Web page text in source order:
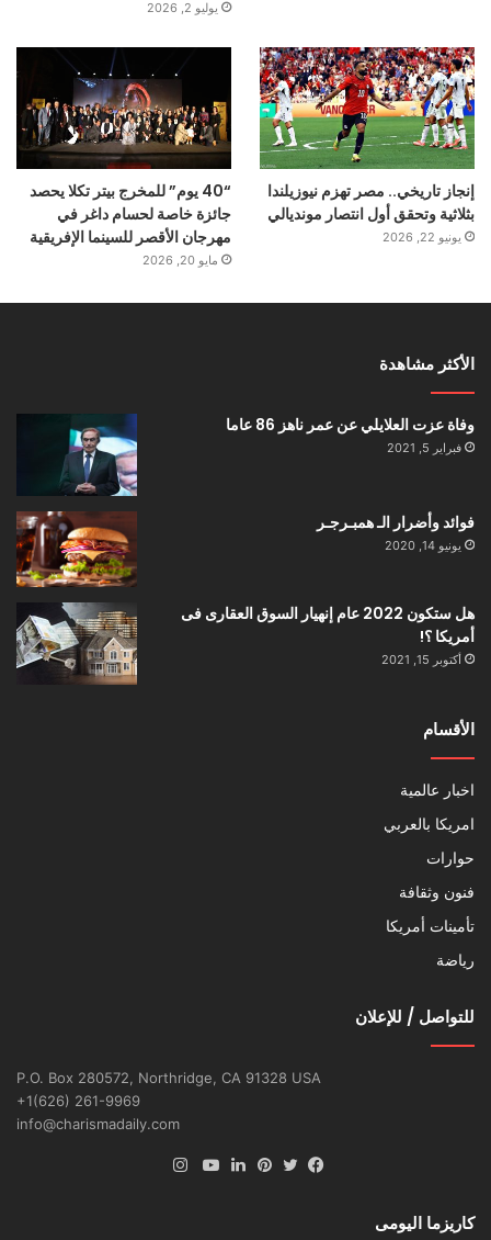
يوليو 2, 2026
إنجاز تاريخي.. مصر تهزم نيوزيلندا
بثلاثية وتحقق أول انتصار مونديالي
يونيو 22, 2026
“40 يوم” للمخرج بيتر تكلا يحصد
جائزة خاصة لحسام داغر في
مهرجان الأقصر للسينما الإفريقية
مايو 20, 2026
الأكثر مشاهدة
وفاة عزت العلايلي عن عمر ناهز 86 عاما
فبراير 5, 2021
فوائد وأضرار الـ همبـرجـر
يونيو 14, 2020
هل ستكون 2022 عام إنهيار السوق العقارى فى
أمريكا ؟!
أكتوبر 15, 2021
الأقسام
اخبار عالمية
امريكا بالعربي
حوارات
فنون وثقافة
تأمينات أمريكا
رياضة
للتواصل / للإعلان
P.O. Box 280572, Northridge, CA 91328 USA
+1(626) 261-9969
info@charismadaily.com
كاريزما اليومى